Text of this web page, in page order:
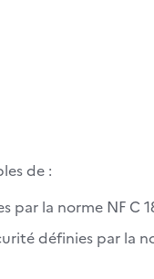
de :
par la norme NF C
définies par la